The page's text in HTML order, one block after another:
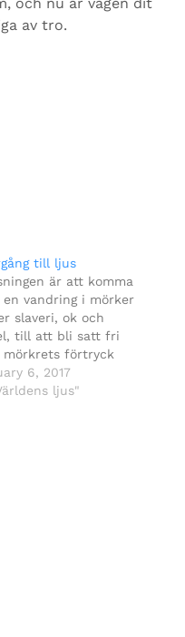
av tro.
till ljus
är att komma
vandring i mörker
slaveri, ok och
till att bli satt fri
förtryck
in i ljuset
är Jesus.
6, 2017
ljus"